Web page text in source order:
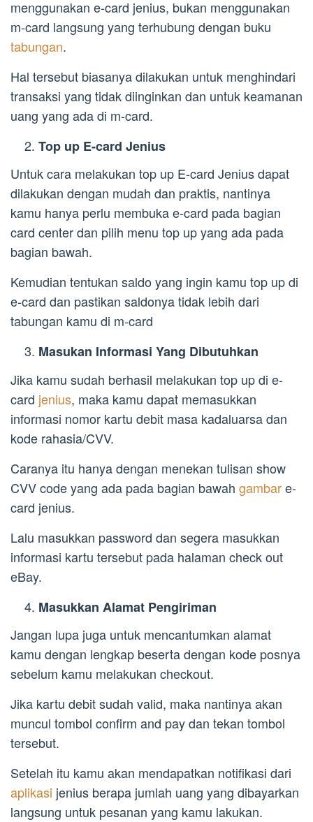
menggunakan e-card jenius, bukan menggunakan
m-card langsung yang terhubung dengan buku
tabungan.
Hal tersebut biasanya dilakukan untuk menghindari
transaksi yang tidak diinginkan dan untuk keamanan
uang yang ada di m-card.
Top up E-card Jenius
Untuk cara melakukan top up E-card Jenius dapat
dilakukan dengan mudah dan praktis, nantinya
kamu hanya perlu membuka e-card pada bagian
card center dan pilih menu top up yang ada pada
bagian bawah.
Kemudian tentukan saldo yang ingin kamu top up di
e-card dan pastikan saldonya tidak lebih dari
tabungan kamu di m-card
Masukan Informasi Yang Dibutuhkan
Jika kamu sudah berhasil melakukan top up di e-
card jenius, maka kamu dapat memasukkan
informasi nomor kartu debit masa kadaluarsa dan
kode rahasia/CVV.
Caranya itu hanya dengan menekan tulisan show
CVV code yang ada pada bagian bawah gambare-
card jenius.
Lalu masukkan password dan segera masukkan
informasi kartu tersebut pada halaman check out
eBay.
Masukkan Alamat Pengiriman
Jangan lupa juga untuk mencantumkan alamat
kamu dengan lengkap beserta dengan kode posnya
sebelum kamu melakukan checkout.
Jika kartu debit sudah valid, maka nantinya akan
muncul tombol confirm and pay dan tekan tombol
tersebut.
Setelah itu kamu akan mendapatkan notifikasi dari
aplikasi jenius berapa jumlah uang yang dibayarkan
langsung untuk pesanan yang kamu lakukan.